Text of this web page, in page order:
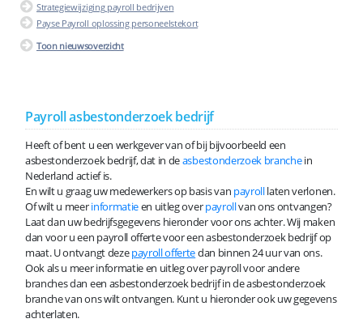
Strategiewijziging payroll bedrijven
Payse Payroll oplossing personeelstekort
Toon nieuwsoverzicht
Payroll asbestonderzoek bedrijf
Heeft of bent u een werkgever van of bij bijvoorbeeld een
asbestonderzoek bedrijf, dat in deasbestonderzoek branchein
Nederland actief is.
En wilt u graag uw medewerkers op basis van payrolllaten verlonen.
Of wilt u meerinformatieen uitleg overpayrollvan ons ontvangen?
Laat dan uw bedrijfsgegevens hieronder voor ons achter. Wij maken
dan voor u een payroll offerte voor een asbestonderzoek bedrijf op
maat. U ontvangt dezepayroll offertedan binnen 24 uur van ons.
Ook als u meer informatie en uitleg over payroll voor andere
branches dan een asbestonderzoek bedrijf in de asbestonderzoek
branche van ons wilt ontvangen. Kunt u hieronder ook uw gegevens
achterlaten.